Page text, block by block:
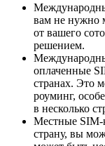
вам не нужно
от вашего
решением.
оплаченные
странах. Это
роуминг,
в несколько
Местные
страну, вы